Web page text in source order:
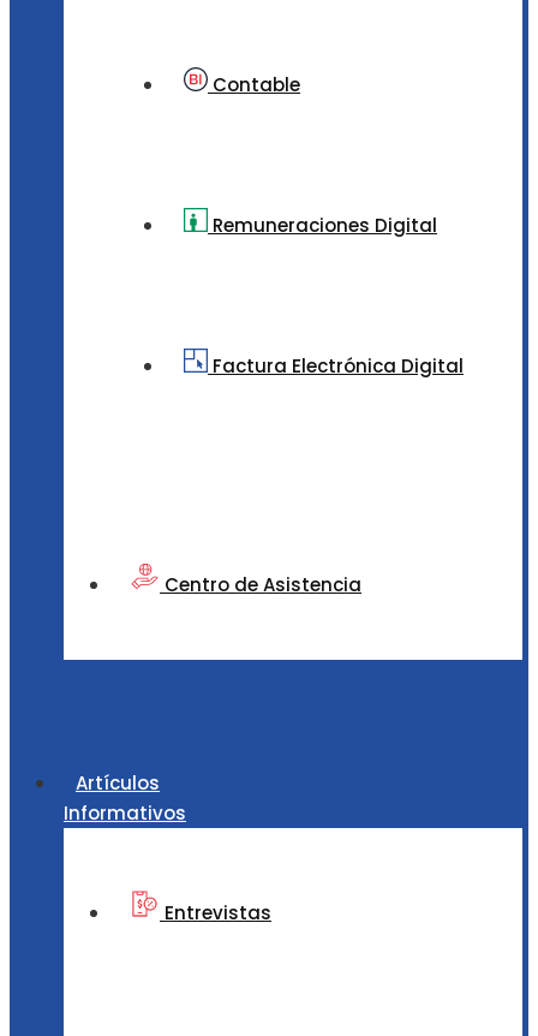
Contable
Remuneraciones Digital
Factura Electrónica Digital
Centro de Asistencia
Artículos
Informativos
Entrevistas